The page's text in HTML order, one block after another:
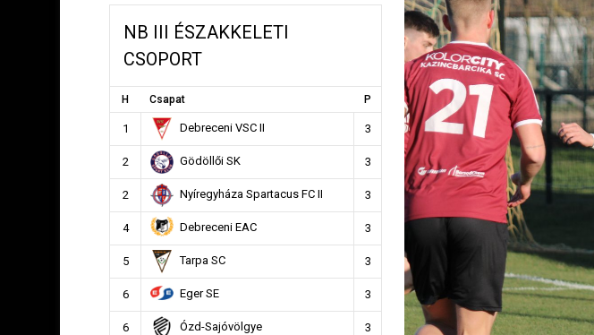
NB III ÉSZAKKELETI
CSOPORT
H Csapat P
1 Debreceni VSC II 3
2 Gödöllői SK 3
2 Nyíregyháza Spartacus FC II 3
4 Debreceni EAC 3
5 Tarpa SC 3
6 Eger SE 3
6 Ózd-Sajóvölgye 3